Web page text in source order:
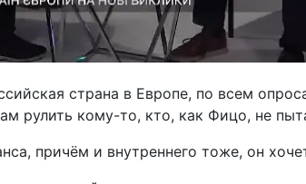
страна в Европе, по всем
рулить кому-то, кто, как Фицо, не
причём и внутреннего тоже, он